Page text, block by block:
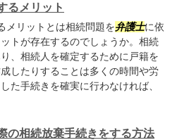
るメリット
メリットとは相続問題を弁護士に依
トが存在するのでしょうか。相続
、相続人を確定するために戸籍を
したりすることは多くの時間や労
た手続きを確実に行わなければ、
の相続放棄手続きをする方法